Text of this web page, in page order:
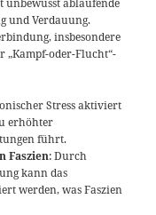
unbewusst ablaufende
und Verdauung.
insbesondere
„Kampf-oder-Flucht“-
Stress aktiviert
erhöhter
führt.
Faszien: Durch
kann das
werden, was Faszien